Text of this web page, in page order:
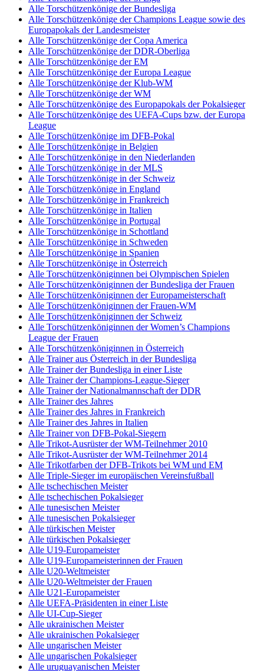
Alle Torschützenkönige der Bundesliga
Alle Torschützenkönige der Champions League sowie des
Europapokals der Landesmeister
Alle Torschützenkönige der Copa America
Alle Torschützenkönige der DDR-Oberliga
Alle Torschützenkönige der EM
Alle Torschützenkönige der Europa League
Alle Torschützenkönige der Klub-WM
Alle Torschützenkönige der WM
Alle Torschützenkönige des Europapokals der Pokalsieger
Alle Torschützenkönige des UEFA-Cups bzw. der Europa
League
Alle Torschützenkönige im DFB-Pokal
Alle Torschützenkönige in Belgien
Alle Torschützenkönige in den Niederlanden
Alle Torschützenkönige in der MLS
Alle Torschützenkönige in der Schweiz
Alle Torschützenkönige in England
Alle Torschützenkönige in Frankreich
Alle Torschützenkönige in Italien
Alle Torschützenkönige in Portugal
Alle Torschützenkönige in Schottland
Alle Torschützenkönige in Schweden
Alle Torschützenkönige in Spanien
Alle Torschützenkönige in Österreich
Alle Torschützenköniginnen bei Olympischen Spielen
Alle Torschützenköniginnen der Bundesliga der Frauen
Alle Torschützenköniginnen der Europameisterschaft
Alle Torschützenköniginnen der Frauen-WM
Alle Torschützenköniginnen der Schweiz
Alle Torschützenköniginnen der Women’s Champions
League der Frauen
Alle Torschützenköniginnen in Österreich
Alle Trainer aus Österreich in der Bundesliga
Alle Trainer der Bundesliga in einer Liste
Alle Trainer der Champions-League-Sieger
Alle Trainer der Nationalmannschaft der DDR
Alle Trainer des Jahres
Alle Trainer des Jahres in Frankreich
Alle Trainer des Jahres in Italien
Alle Trainer von DFB-Pokal-Siegern
Alle Trikot-Ausrüster der WM-Teilnehmer 2010
Alle Trikot-Ausrüster der WM-Teilnehmer 2014
Alle Trikotfarben der DFB-Trikots bei WM und EM
Alle Triple-Sieger im europäischen Vereinsfußball
Alle tschechischen Meister
Alle tschechischen Pokalsieger
Alle tunesischen Meister
Alle tunesischen Pokalsieger
Alle türkischen Meister
Alle türkischen Pokalsieger
Alle U19-Europameister
Alle U19-Europameisterinnen der Frauen
Alle U20-Weltmeister
Alle U20-Weltmeister der Frauen
Alle U21-Europameister
Alle UEFA-Präsidenten in einer Liste
Alle UI-Cup-Sieger
Alle ukrainischen Meister
Alle ukrainischen Pokalsieger
Alle ungarischen Meister
Alle ungarischen Pokalsieger
Alle uruguayanischen Meister